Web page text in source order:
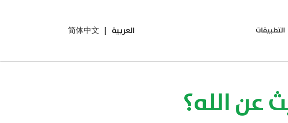
التطبيقات العربية |
简体中文
عن الله؟